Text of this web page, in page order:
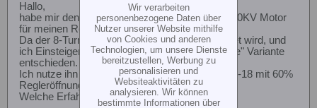
Hallo,
habe mir den Scorpion V2 HK2221 10-Turn 3000KV Motor
für meinen Rex 450s FBL gekauft.
Da der 8-Turn Motor als Powermotor bezeichnet wird, und
ich Einsteiger bin, hab ich mich für die "zahmere" Variante
entschieden.
Ich nutze ihn jetzt mit 13er Ritzel und Jazz 40-6-18 mit 60%
Regleröffnung auf Idle1.
Welche Erfahrungen / Setups habt Ihr?
Wir verarbeiten
personenbezogene Daten über
Nutzer unserer Website mithilfe
von Cookies und anderen
Technologien, um unsere Dienste
bereitzustellen, Werbung zu
personalisieren und
Websiteaktivitäten zu
analysieren. Wir können
bestimmte Informationen über